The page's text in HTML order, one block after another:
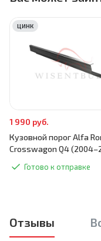
1 990 руб.
Кузовной порог Alfa
Crosswagon Q4
Готово к отправке
ЦИНК
Отзывы